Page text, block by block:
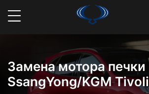
Замена мотора печки
SsangYong/KGM Tivoli